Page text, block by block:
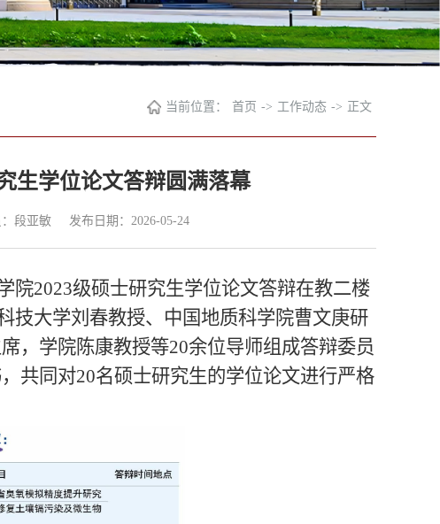
当前位置： 首页 -> 工作动态 -> 正文
生学位论文答辩圆满落幕
段亚敏 发布日期：2026-05-24
院2023级硕士研究生学位论文答辩在教二楼
技大学刘春教授、中国地质科学院曹文庚研
，学院陈康教授等20余位导师组成答辩委员
共同对20名硕士研究生的学位论文进行严格